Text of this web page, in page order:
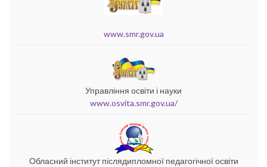
www.smr.gov.ua
Управління освіти і науки
www.osvita.smr.gov.ua/
Обласний інститут післядипломної педагогічної освіти